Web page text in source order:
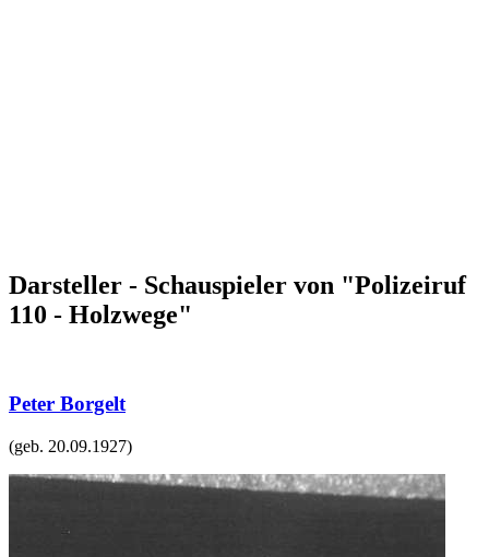
Darsteller - Schauspieler von "Polizeiruf
110 - Holzwege"
Peter Borgelt
(geb. 20.09.1927)